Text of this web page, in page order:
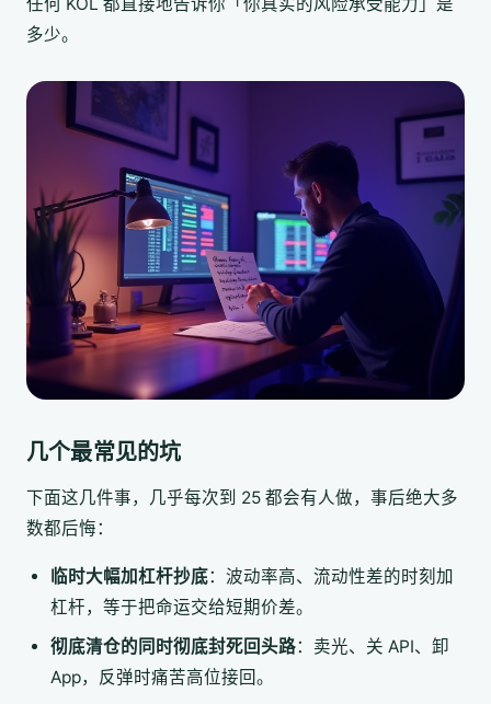
多少。
几个最常见的坑
下面这几件事，几乎每次到 25 都会有人做，事后绝大多
数都后悔：
临时大幅加杠杆抄底：波动率高、流动性差的时刻加
杠杆，等于把命运交给短期价差。
彻底清仓的同时彻底封死回头路：卖光、关 API、卸
App，反弹时痛苦高位接回。